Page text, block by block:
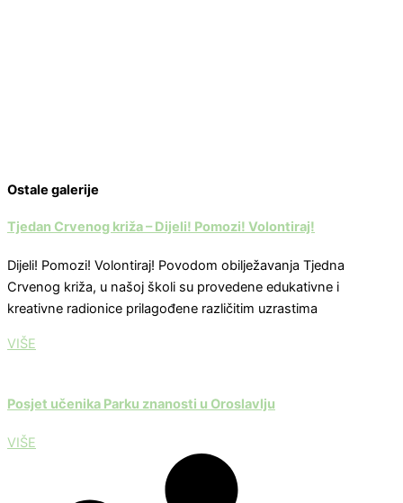
Ostale galerije
Tjedan Crvenog križa – Dijeli! Pomozi! Volontiraj!
Dijeli! Pomozi! Volontiraj! Povodom obilježavanja Tjedna
Crvenog križa, u našoj školi su provedene edukativne i
kreativne radionice prilagođene različitim uzrastima
VIŠE
Posjet učenika Parku znanosti u Oroslavlju
VIŠE